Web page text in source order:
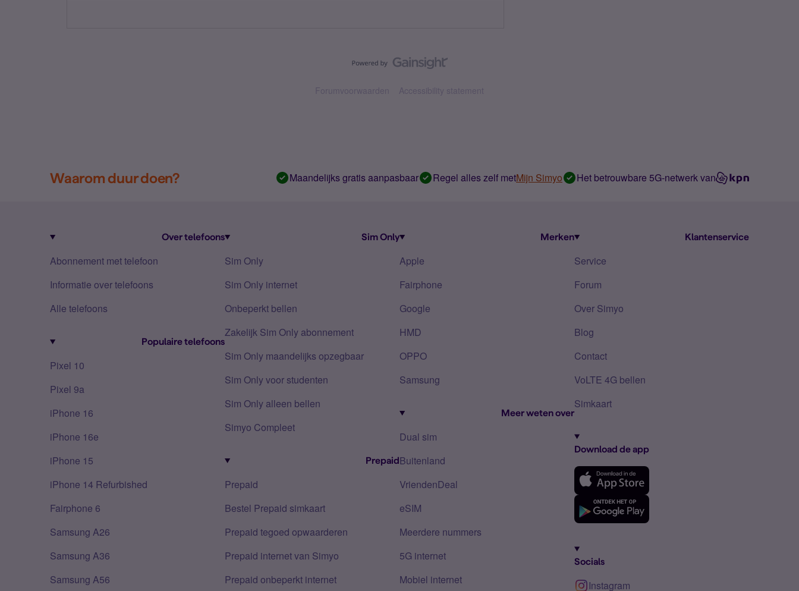
Forumvoorwaarden Accessibility statement
Waarom duur doen? Maandelijks gratis aanpasbaar Regel alles zelf metMijn Simyo Het betrouwbare 5G-netwerk van
Over telefoons
Abonnement met telefoon
Informatie over telefoons
Alle telefoons
Populaire telefoons
Pixel 10
Pixel 9a
iPhone 16
iPhone 16e
iPhone 15
iPhone 14 Refurbished
Fairphone 6
Samsung A26
Samsung A36
Samsung A56
Sim Only
Sim Only
Sim Only internet
Onbeperkt bellen
Zakelijk Sim Only abonnement
Sim Only maandelijks opzegbaar
Sim Only voor studenten
Sim Only alleen bellen
Simyo Compleet
Prepaid
Prepaid
Bestel Prepaid simkaart
Prepaid tegoed opwaarderen
Prepaid internet van Simyo
Prepaid onbeperkt internet
Merken
Apple
Fairphone
Google
HMD
OPPO
Samsung
Meer weten over
Dual sim
Buitenland
VriendenDeal
eSIM
Meerdere nummers
5G internet
Mobiel internet
Klantenservice
Service
Forum
Over Simyo
Blog
Contact
VoLTE 4G bellen
Simkaart
Download de app
Socials
Instagram